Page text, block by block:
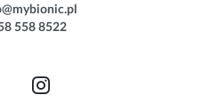
558 8522